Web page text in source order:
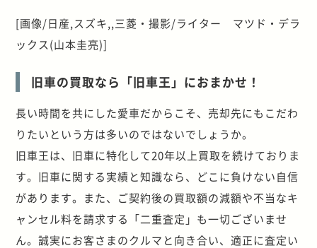
[画像/日産,スズキ,,三菱・撮影/ライター マツド・デラ
ックス(山本圭亮)]
旧車の買取なら「旧車王」におまかせ！
長い時間を共にした愛車だからこそ、売却先にもこだわ
りたいという方は多いのではないでしょうか。
旧車王は、旧車に特化して20年以上買取を続けておりま
す。旧車に関する実績と知識なら、どこに負けない自信
があります。また、ご契約後の買取額の減額や不当なキ
ャンセル料を請求する「二重査定」も一切ございませ
ん。誠実にお客さまのクルマと向き合い、適正に査定い